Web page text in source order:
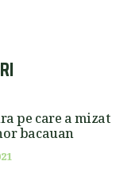
pe care a mizat
bacauan